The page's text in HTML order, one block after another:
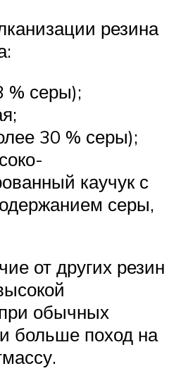
резина
% серы);
30 % серы);
каучук с
серы,
от других резин
обычных
больше поход на